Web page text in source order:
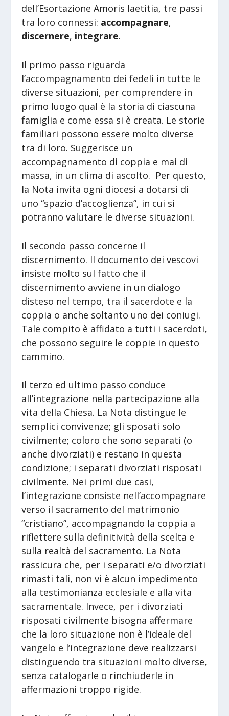
dell’Esortazione Amoris laetitia, tre passi
tra loro connessi: accompagnare,
discernere, integrare.
Il primo passo riguarda
l’accompagnamento dei fedeli in tutte le
diverse situazioni, per comprendere in
primo luogo qual è la storia di ciascuna
famiglia e come essa si è creata. Le storie
familiari possono essere molto diverse
tra di loro. Suggerisce un
accompagnamento di coppia e mai di
massa, in un clima di ascolto. Per questo,
la Nota invita ogni diocesi a dotarsi di
uno “spazio d’accoglienza”, in cui si
potranno valutare le diverse situazioni.
Il secondo passo concerne il
discernimento. Il documento dei vescovi
insiste molto sul fatto che il
discernimento avviene in un dialogo
disteso nel tempo, tra il sacerdote e la
coppia o anche soltanto uno dei coniugi.
Tale compito è affidato a tutti i sacerdoti,
che possono seguire le coppie in questo
cammino.
Il terzo ed ultimo passo conduce
all’integrazione nella partecipazione alla
vita della Chiesa. La Nota distingue le
semplici convivenze; gli sposati solo
civilmente; coloro che sono separati (o
anche divorziati) e restano in questa
condizione; i separati divorziati risposati
civilmente. Nei primi due casi,
l’integrazione consiste nell’accompagnare
verso il sacramento del matrimonio
“cristiano”, accompagnando la coppia a
riflettere sulla definitività della scelta e
sulla realtà del sacramento. La Nota
rassicura che, per i separati e/o divorziati
rimasti tali, non vi è alcun impedimento
alla testimonianza ecclesiale e alla vita
sacramentale. Invece, per i divorziati
risposati civilmente bisogna affermare
che la loro situazione non è l’ideale del
vangelo e l’integrazione deve realizzarsi
distinguendo tra situazioni molto diverse,
senza catalogarle o rinchiuderle in
affermazioni troppo rigide.